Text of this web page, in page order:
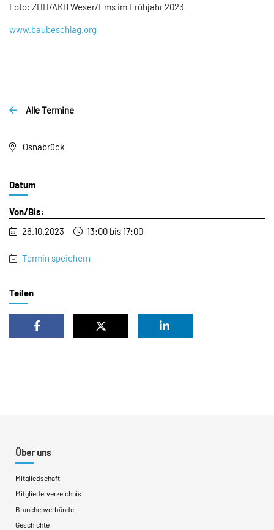
Foto: ZHH/AKB Weser/Ems im Frühjahr 2023
www.baubeschlag.org
Alle Termine
Osnabrück
Datum
Von/Bis:
26.10.2023
13:00 bis 17:00
Termin speichern
Teilen
Über uns
Mitgliedschaft
Mitgliederverzeichnis
Branchenverbände
Geschichte